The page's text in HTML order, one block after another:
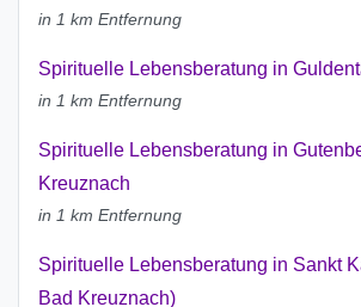
in 1 km Entfernung
Spirituelle Lebensberatung in
in 1 km Entfernung
Spirituelle Lebensberatung in
Kreuznach
in 1 km Entfernung
Spirituelle Lebensberatung in Sankt
Bad Kreuznach)